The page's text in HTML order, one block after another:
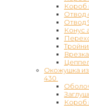
Короб
Отвод
Отвод
Конус
Окожушка
430
Короб